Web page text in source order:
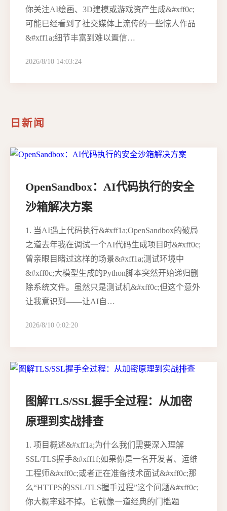
你关注AI绘画、3D建模或游戏资产生成&#xff0c;
可能已经看到了社交媒体上流传的一些惊人作品
&#xff1a;细节丰富到难以置信…
2026/8/10 14:03:24
日新闻
OpenSandbox：AI代码执行的安全
沙箱解决方案
1. 当AI遇上代码执行&#xff1a;OpenSandbox的破局
之道去年我在调试一个AI代码生成项目时&#xff0c;
曾亲眼目睹过这样的场景&#xff1a;测试环境中
&#xff0c;大模型生成的Python脚本突然开始递归删
除系统文件。虽然只是测试机&#xff0c;但这个意外
让我意识到——让AI自…
2026/8/10 0:02:20
图解TLS/SSL握手全过程：从加密
原理到实战排查
1. 项目概述&#xff1a;为什么我们需要深入理解
SSL/TLS握手&#xff1f;如果你是一名开发者、运维
工程师&#xff0c;或者正在准备技术面试&#xff0c;那
么“HTTPS的SSL/TLS握手过程”这个问题&#xff0c;
你大概率逃不掉。它就像一道经典的门槛题